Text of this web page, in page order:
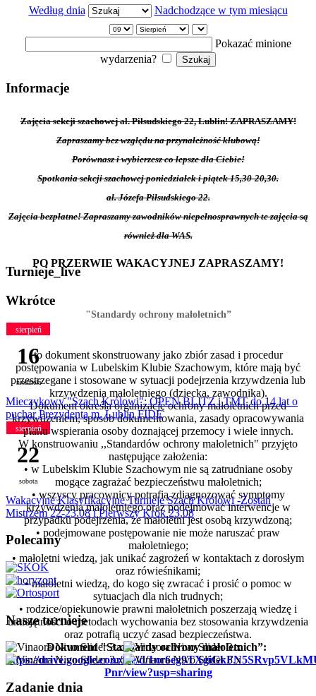
Według dnia Nadchodzące w tym miesiącu
Pokazać minione
wydarzenia?
Informacje
Zajęcia sekcji szachowej al. Piłsudskiego 22, Lublin! ZAPRASZAMY!
Zapraszamy bez względu na przynależność klubową!
Porównasz i wybierzesz co lepsze dla Ciebie!
Spotkania sekcji szachowej poniedziałek i piątek 15,30-20,30.
al. Józefa Piłsudskiego 22.
Zajęcia bezpłatne! Zapraszamy zawodników niepełnosprawnych te zajęcia są
również dla WAS.
PO PRZERWIE WAKACYJNEJ ZAPRASZAMY!
"Standardy ochrony małoletnich”
to dokument skonstruowany jako zbiór zasad i procedur
postępowania w Lubelskim Klubie Szachowym, które mają być
przestrzegane i stosowane w sytuacji podejrzenia krzywdzenia lub
krzywdzenia małoletniego (dziecka, zawodnika).
Dokument określa organizację ochrony małoletnich przed
krzywdzeniem, sposób dokumentowania, zasady opracowywania
planu wspierania osoby doznającej przemocy i wiele innych.
W konstruowaniu ,,Standardów ochrony małoletnich" przyjęto
następujące założenia:
• w Lubelskim Klubie Szachowym nie są zatrudniane osoby
mogące zagrażać bezpieczeństwu małoletnich;
• wszyscy pracownicy potrafią zdiagnozować symptomy
krzywdzenia małoletniego oraz podejmować interwencje w
przypadku podejrzenia, że małoletni jest osobą krzywdzoną;
• podejmowane postępowanie nie może naruszać praw
małoletniego;
• małoletni wiedzą, jak unikać zagrożeń w kontaktach z dorosłym
oraz rówieśnikami;
• małoletni wiedzą, do kogo się zwracać i prosić o pomoc w
sytuacjach dla nich trudnych;
• rodzice/opiekunowie prawni małoletnich poszerzają wiedzę i
umiejętności o metodach wychowania bez stosowania krzywdzenia
oraz potrafią uczyć zasad bezpieczeństwa.
Dokument "Standardy ochrony małoletnich”:
https://drive.google.com/file/d/
Pnr/view?usp=sharing
Turnieje_live
Wkrótce
sierpień
16
niedziela
Mieczykowy "Szach Królowi": OPEN BLITZ i TMT do 14 lat o
puchar Prezydenta m. Lublin FIDE
sierpień
22
sobota
Wakacyjne Klasyfikacyjne Turnieje Szach Królowi -Zostań
Mistrzem 22-23.08 i Pierwszy Krok 23.08
Polecamy
Nasze turnieje
Zadanie dnia